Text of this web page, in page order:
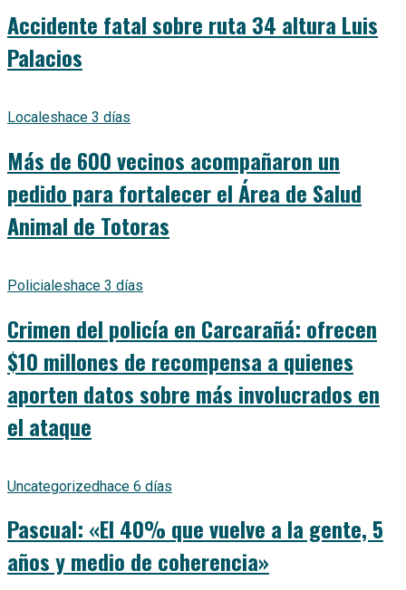
Accidente fatal sobre ruta 34 altura Luis
Palacios
Localeshace 3 días
Más de 600 vecinos acompañaron un
pedido para fortalecer el Área de Salud
Animal de Totoras
Policialeshace 3 días
Crimen del policía en Carcarañá: ofrecen
$10 millones de recompensa a quienes
aporten datos sobre más involucrados en
el ataque
Uncategorizedhace 6 días
Pascual: «El 40% que vuelve a la gente, 5
años y medio de coherencia»